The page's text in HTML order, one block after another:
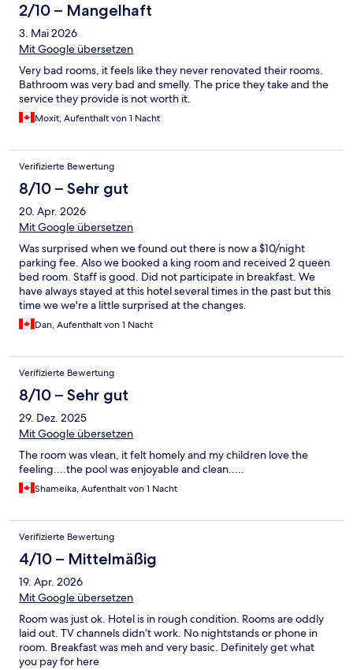
2/10 – Mangelhaft
3. Mai 2026
Mit Google übersetzen
Very bad rooms, it feels like they never renovated their rooms.
Bathroom was very bad and smelly. The price they take and the
service they provide is not worth it.
Moxit, Aufenthalt von 1 Nacht
Verifizierte Bewertung
8/10 – Sehr gut
20. Apr. 2026
Mit Google übersetzen
Was surprised when we found out there is now a $10/night
parking fee. Also we booked a king room and received 2 queen
bed room. Staff is good. Did not participate in breakfast. We
have always stayed at this hotel several times in the past but this
time we we're a little surprised at the changes.
Dan, Aufenthalt von 1 Nacht
Verifizierte Bewertung
8/10 – Sehr gut
29. Dez. 2025
Mit Google übersetzen
The room was vlean, it felt homely and my children love the
feeling....the pool was enjoyable and clean.....
Shameika, Aufenthalt von 1 Nacht
Verifizierte Bewertung
4/10 – Mittelmäßig
19. Apr. 2026
Mit Google übersetzen
Room was just ok. Hotel is in rough condition. Rooms are oddly
laid out. TV channels didn’t work. No nightstands or phone in
room. Breakfast was meh and very basic. Definitely get what
you pay for here